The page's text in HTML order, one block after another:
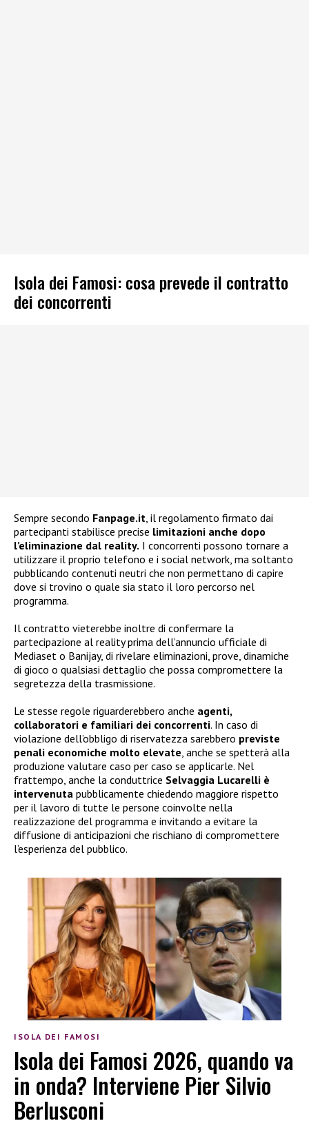
Isola dei Famosi: cosa prevede il contratto
dei concorrenti
Sempre secondo Fanpage.it, il regolamento firmato dai
partecipanti stabilisce precise limitazioni anche dopo
l’eliminazione dal reality. I concorrenti possono tornare a
utilizzare il proprio telefono e i social network, ma soltanto
pubblicando contenuti neutri che non permettano di capire
dove si trovino o quale sia stato il loro percorso nel
programma.
Il contratto vieterebbe inoltre di confermare la
partecipazione al reality prima dell’annuncio ufficiale di
Mediaset o Banijay, di rivelare eliminazioni, prove, dinamiche
di gioco o qualsiasi dettaglio che possa compromettere la
segretezza della trasmissione.
Le stesse regole riguarderebbero anche agenti,
collaboratori e familiari dei concorrenti. In caso di
violazione dell’obbligo di riservatezza sarebbero previste
penali economiche molto elevate, anche se spetterà alla
produzione valutare caso per caso se applicarle. Nel
frattempo, anche la conduttrice Selvaggia Lucarelli è
intervenuta pubblicamente chiedendo maggiore rispetto
per il lavoro di tutte le persone coinvolte nella
realizzazione del programma e invitando a evitare la
diffusione di anticipazioni che rischiano di compromettere
l’esperienza del pubblico.
ISOLA DEI FAMOSI
Isola dei Famosi 2026, quando va
in onda? Interviene Pier Silvio
Berlusconi